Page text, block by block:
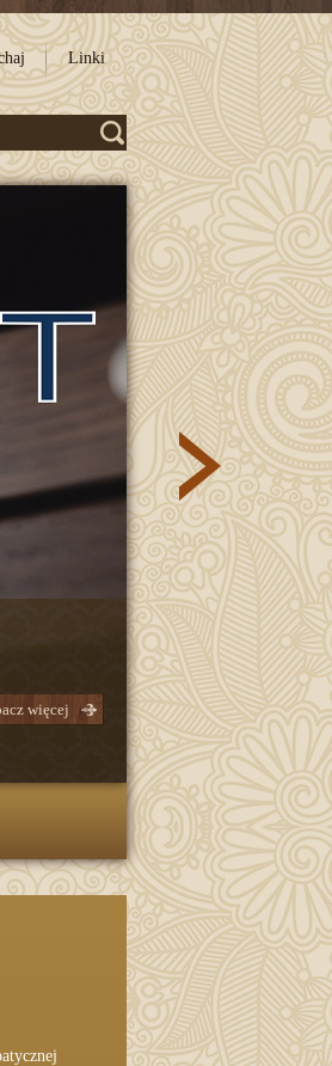
Linki
więcej